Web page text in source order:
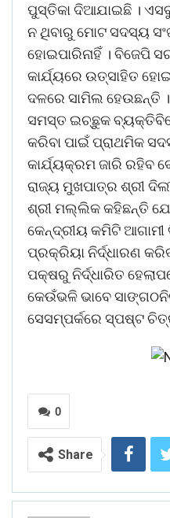
ପୁସ୍ତିକା ଦିଆଯାଇଛି ।
ନ ଥିବାରୁ ମୋଟ ସଦସ୍ୟ
ହୋଇପାରିନାହିଁ । ବିଜେପି
କାର୍ଯ୍ୟରେ ଉତ୍ସାହିତ
ଦଳରେ ସାମିଲ ହେଉଛନ୍ତି
ସମସ୍ତ ଇଚ୍ଛୁକ
କରିବା ପାଇଁ ପ୍ରାଥମିକ
କାର୍ଯ୍ୟକ୍ରମ ଜାରି ରହିବ
ରାଜ୍ୟ ମୁଖପାତ୍ର ଶ୍ରୀ
ଶ୍ରୀ ମଲ୍ଲିକ କହିଛନ୍ତି
କେନ୍ଦ୍ରୀୟ କମିଟି ଆଗାମୀ
ପ୍ରକ୍ରିୟା ନିର୍ଦ୍ଧାରଣ
ପକ୍ଷରୁ ନିର୍ଦ୍ଧାରିତ
କେଉଁଭଳି ଭାବେ
ସେସମ୍ପର୍କରେ ସ୍ପଷ୍ଟ
0
Share